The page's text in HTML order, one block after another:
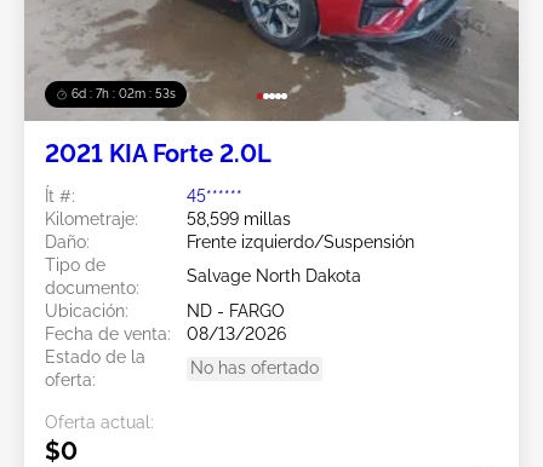
6d : 7h : 02m : 50s
2021 KIA Forte 2.0L
Ít #:
45******
Kilometraje:
58,599 millas
Daño:
Frente izquierdo/Suspensión
Tipo de
documento:
Salvage North Dakota
Ubicación:
ND - FARGO
Fecha de venta:
08/13/2026
Estado de la
oferta:
No has ofertado
Oferta actual:
$0